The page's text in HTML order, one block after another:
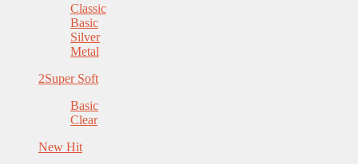
Classic
Basic
Silver
Metal
2Super Soft
Basic
Clear
New Hit